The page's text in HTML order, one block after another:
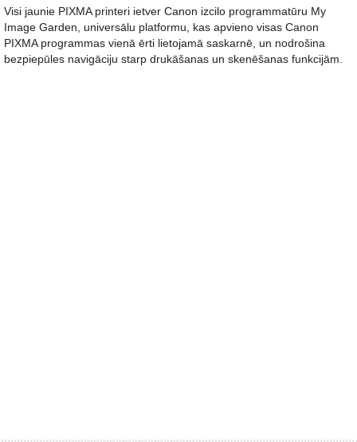
Visi jaunie PIXMA printeri ietver Canon izcilo programmatūru My
Image Garden, universālu platformu, kas apvieno visas Canon
PIXMA programmas vienā ērti lietojamā saskarnē, un nodrošina
bezpiepūles navigāciju starp drukāšanas un skenēšanas funkcijām.